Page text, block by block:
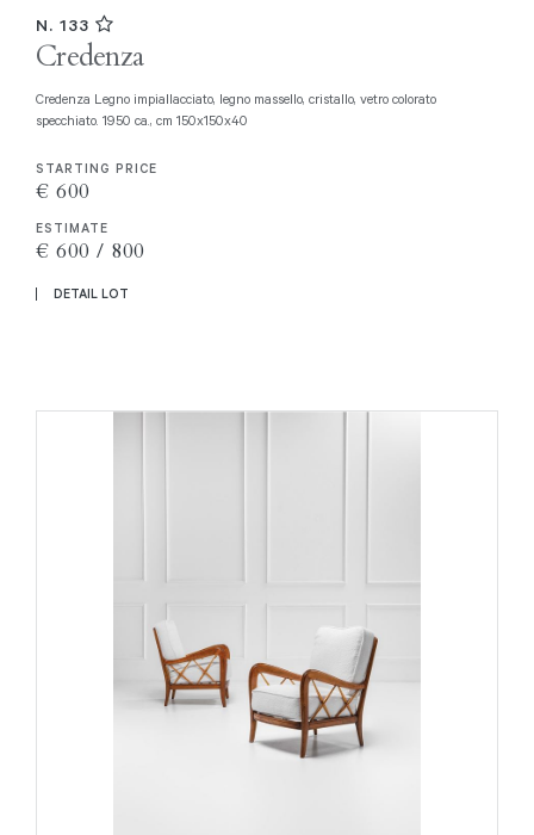
N. 133
Credenza
Credenza Legno impiallacciato, legno massello, cristallo, vetro colorato
specchiato. 1950 ca., cm 150x150x40
STARTING PRICE
€ 600
ESTIMATE
€ 600 / 800
DETAIL LOT